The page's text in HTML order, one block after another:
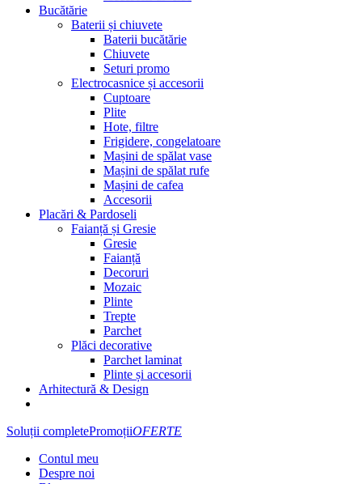
Bucătărie
Baterii și chiuvete
Baterii bucătărie
Chiuvete
Seturi promo
Electrocasnice și accesorii
Cuptoare
Plite
Hote, filtre
Frigidere, congelatoare
Mașini de spălat vase
Mașini de spălat rufe
Mașini de cafea
Accesorii
Placări & Pardoseli
Faianță și Gresie
Gresie
Faianță
Decoruri
Mozaic
Plinte
Trepte
Parchet
Plăci decorative
Parchet laminat
Plinte și accesorii
Arhitectură & Design
Soluții completePromoțiiOFERTE
Contul meu
Despre noi